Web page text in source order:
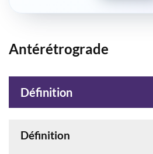
Antérétrograde
Définition
Définition